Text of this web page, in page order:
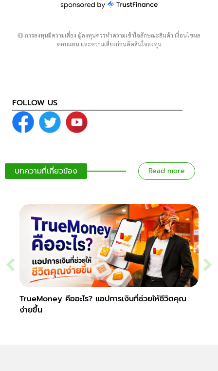
การลงทุนมีความเสี่ยง ผู้ลงทุนควรทำความเข้าใจลักษณะสินค้า เงื่อนไขผล
ตอบแทน และความเสี่ยงก่อนตัดสินใจลงทุน
FOLLOW US
บทความที่เกี่ยวข้อง Read more
TrueMoney คืออะไร? แอปการเงินที่ช่วยให้ชีวิตคุณ
ง่ายขึ้น